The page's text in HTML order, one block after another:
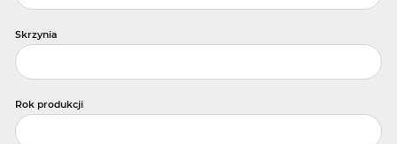
Skrzynia
Rok produkcji